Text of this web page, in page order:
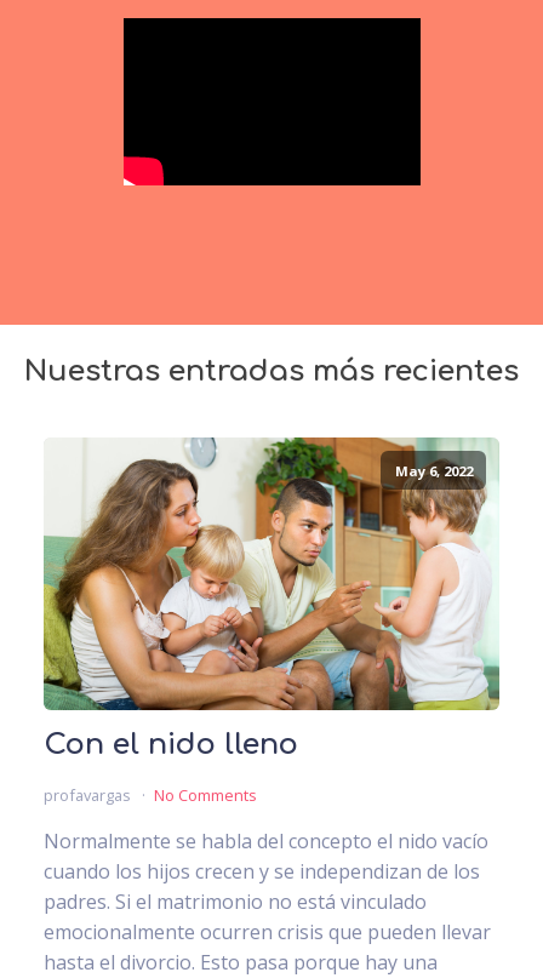
Nuestras entradas más recientes
May 6, 2022
Con el nido lleno
profavargas No Comments
Normalmente se habla del concepto el nido vacío
cuando los hijos crecen y se independizan de los
padres. Si el matrimonio no está vinculado
emocionalmente ocurren crisis que pueden llevar
hasta el divorcio. Esto pasa porque hay una